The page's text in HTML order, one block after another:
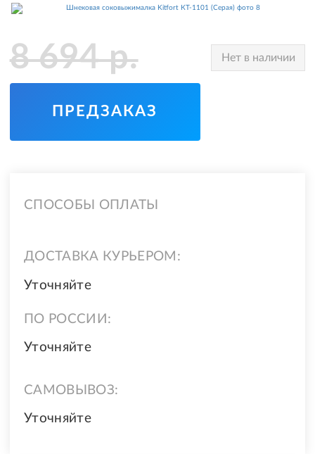
8 694р. Нет в наличии
ПРЕДЗАКАЗ
СПОСОБЫ ОПЛАТЫ
ДОСТАВКА КУРЬЕРОМ:
Уточняйте
ПО РОССИИ:
Уточняйте
САМОВЫВОЗ:
Уточняйте